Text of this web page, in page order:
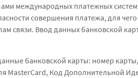
международных платежных
совершения платежа, для
связи. Ввод данных банковской
банковской карты: номер
MasterCard, Код Дополнительной